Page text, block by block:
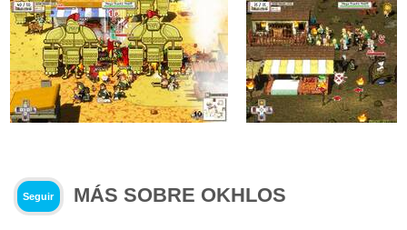
Seguir MÁS SOBRE OKHLOS